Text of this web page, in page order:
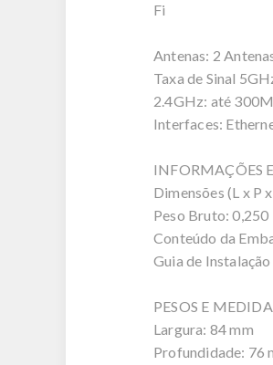
Fi
Antenas: 2
Taxa de Sinal
2.4GHz: até
Interfaces:
INFORMAÇÕES
Dimensões (L x P
Peso Bruto: 0,250
Conteúdo da
Guia de
PESOS E
Largura: 84 mm
Profundidade: 76